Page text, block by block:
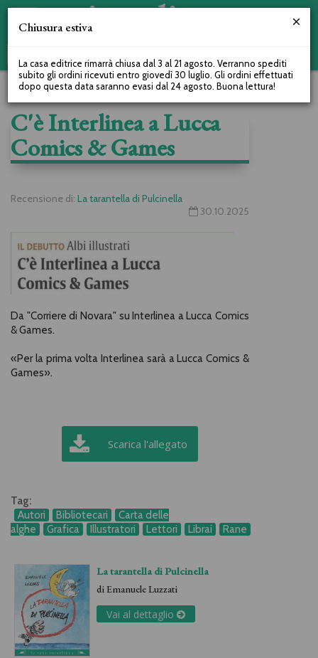
C'è Interlinea a Lucca
Comics & Games
Recensione di: La tarantella di Pulcinella
30.10.2025
Da "Corriere di Novara" su Interlinea a Lucca Comics
& Games.
«Per la prima volta Interlinea sarà a Lucca Comics &
Games».
Scarica l'allegato
Tag:
Autori
Bibliotecari
Carta delle
alghe
Grafica Illustratori Lettori Librai Rane
La tarantella di Pulcinella
diEmanuele Luzzati
Vai al dettaglio
Chiusura estiva
La casa editrice rimarrà chiusa dal 3 al 21 agosto. Verranno spediti
subito gli ordini ricevuti entro giovedì 30 luglio. Gli ordini effettuati
dopo questa data saranno evasi dal 24 agosto. Buona lettura!